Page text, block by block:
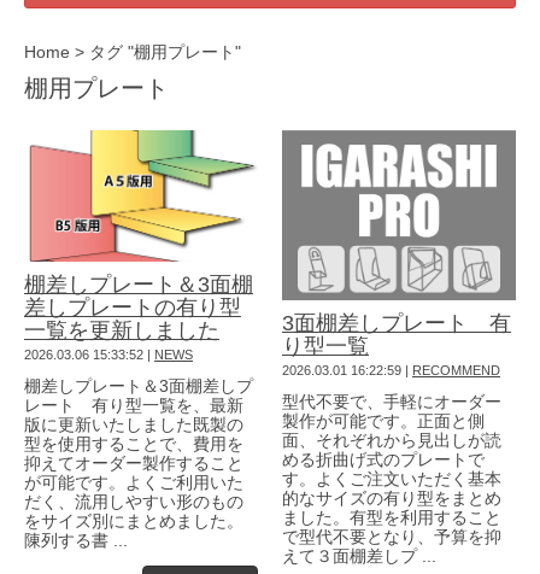
a
Home > タグ "棚用プレート"
棚用プレート
棚差しプレート＆3面棚
差しプレートの有り型
一覧を更新しました
2026.03.06 15:33:52 | NEWS
棚差しプレート＆3面棚差しプ
レート 有り型一覧を、最新
版に更新いたしました既製の
型を使用することで、費用を
抑えてオーダー製作すること
が可能です。よくご利用いた
だく、流用しやすい形のもの
をサイズ別にまとめました。
陳列する書 ...
3面棚差しプレート 有
り型一覧
2026.03.01 16:22:59 | RECOMMEND
型代不要で、手軽にオーダー
製作が可能です。正面と側
面、それぞれから見出しが読
める折曲げ式のプレートで
す。よくご注文いただく基本
的なサイズの有り型をまとめ
ました。有型を利用すること
で型代不要となり、予算を抑
えて３面棚差しプ ...